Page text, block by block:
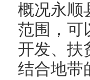
概况永顺
范围，可
开发、扶
结合地带